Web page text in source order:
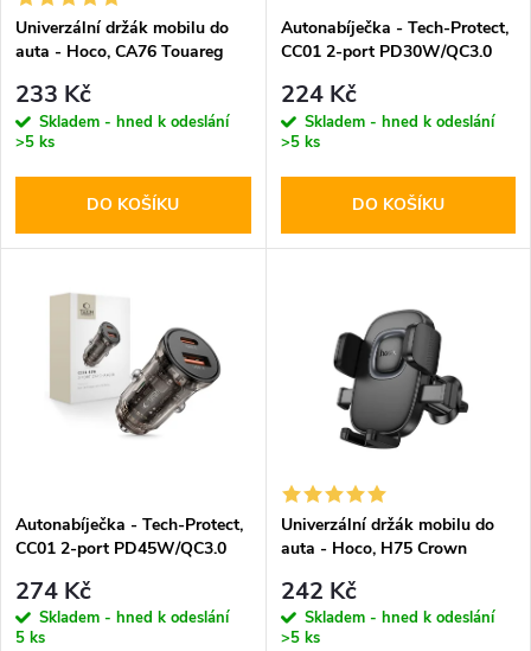
p
r
o
d
s
p
r
o
d
Univerzální držák mobilu do
auta - Hoco, CA76 Touareg
233 Kč
Skladem - hned k odeslání
>5 ks
DO KOŠÍKU
Autonabíječka - Tech-Protect,
CC01 2-port PD30W/QC3.0
224 Kč
Skladem - hned k odeslání
>5 ks
DO KOŠÍKU
Autonabíječka - Tech-Protect,
CC01 2-port PD45W/QC3.0
274 Kč
Skladem - hned k odeslání
5 ks
Univerzální držák mobilu do
auta - Hoco, H75 Crown
242 Kč
Skladem - hned k odeslání
>5 ks